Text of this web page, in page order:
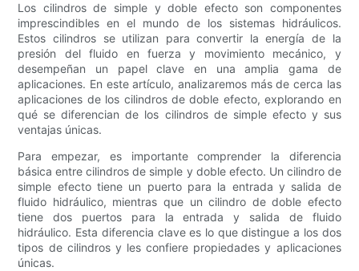
Los cilindros de simple y doble efecto son componentes
imprescindibles en el mundo de los sistemas hidráulicos.
Estos cilindros se utilizan para convertir la energía de la
presión del fluido en fuerza y ​​movimiento mecánico, y
desempeñan un papel clave en una amplia gama de
aplicaciones. En este artículo, analizaremos más de cerca las
aplicaciones de los cilindros de doble efecto, explorando en
qué se diferencian de los cilindros de simple efecto y sus
ventajas únicas.
Para empezar, es importante comprender la diferencia
básica entre cilindros de simple y doble efecto. Un cilindro de
simple efecto tiene un puerto para la entrada y salida de
fluido hidráulico, mientras que un cilindro de doble efecto
tiene dos puertos para la entrada y salida de fluido
hidráulico. Esta diferencia clave es lo que distingue a los dos
tipos de cilindros y les confiere propiedades y aplicaciones
únicas.